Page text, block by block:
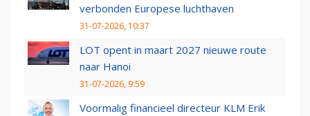
verbonden Europese luchthaven
31-07-2026, 10:37
LOT opent in maart 2027 nieuwe route
naar Hanoi
31-07-2026, 9:59
Voormalig financieel directeur KLM Erik